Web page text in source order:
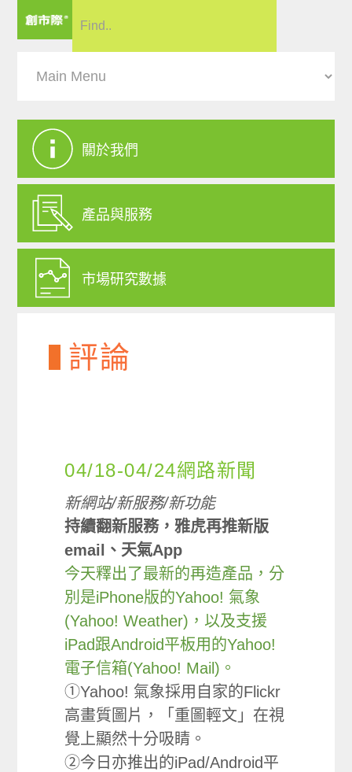
關於我們
產品與服務
市場研究數據
評論
04/18-04/24網路新聞
新網站/新服務/新功能
持續翻新服務，雅虎再推新版
email、天氣App
今天釋出了最新的再造產品，分
別是iPhone版的Yahoo! 氣象
(Yahoo! Weather)，以及支援
iPad跟Android平板用的Yahoo!
電子信箱(Yahoo! Mail)。
①Yahoo! 氣象採用自家的Flickr
高畫質圖片，「重圖輕文」在視
覺上顯然十分吸睛。
②今日亦推出的iPad/Android平